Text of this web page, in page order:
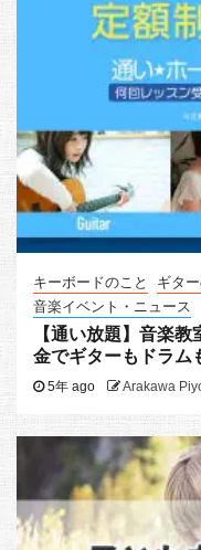
キーボードのこと ギタ
音楽イベント・ニュース
【通い放題】音楽
金でギターもドラム
5年 ago Arakawa